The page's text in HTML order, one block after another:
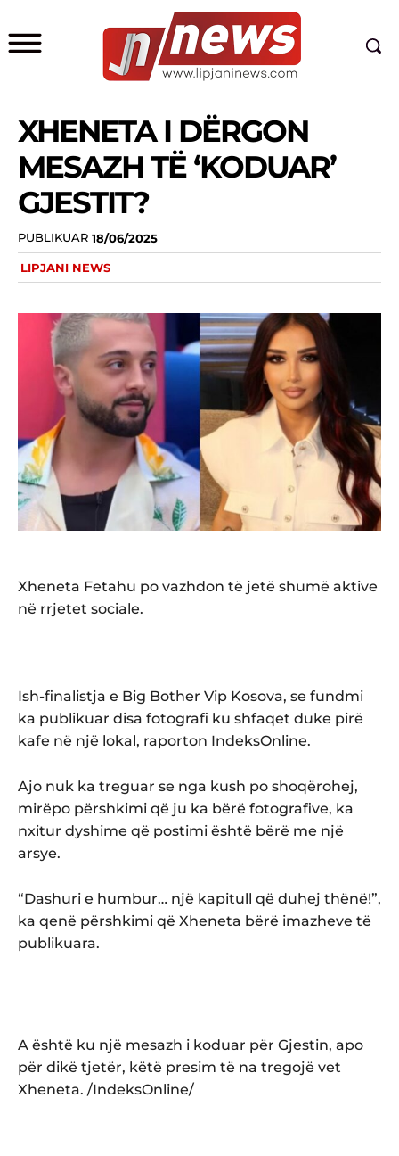
XHENETA I DËRGON
MESAZH TË ‘KODUAR’
GJESTIT?
PUBLIKUAR 18/06/2025
LIPJANI NEWS
Xheneta Fetahu po vazhdon të jetë shumë aktive
në rrjetet sociale.
Ish-finalistja e Big Bother Vip Kosova, se fundmi
ka publikuar disa fotografi ku shfaqet duke pirë
kafe në një lokal, raporton IndeksOnline.
Ajo nuk ka treguar se nga kush po shoqërohej,
mirëpo përshkimi që ju ka bërë fotografive, ka
nxitur dyshime që postimi është bërë me një
arsye.
“Dashuri e humbur… një kapitull që duhej thënë!”,
ka qenë përshkimi që Xheneta bërë imazheve të
publikuara.
A është ku një mesazh i koduar për Gjestin, apo
për dikë tjetër, këtë presim të na tregojë vet
Xheneta. /IndeksOnline/